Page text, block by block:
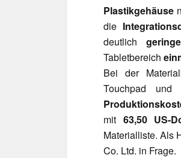
Plastikgehäuse
die
deutlich
Tabletbereich
Bei der
Touchpad
mit 63,50 US-
Materialliste. Als
Co. Ltd. in Frage.